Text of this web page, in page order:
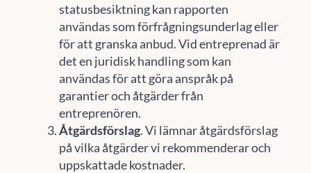
statusbesiktning kan rapporten
användas som förfrågningsunderlag eller
för att granska anbud. Vid entreprenad är
det en juridisk handling som kan
användas för att göra anspråk på
garantier och åtgärder från
entreprenören.
Åtgärdsförslag. Vi lämnar åtgärdsförslag
på vilka åtgärder vi rekommenderar och
uppskattade kostnader.